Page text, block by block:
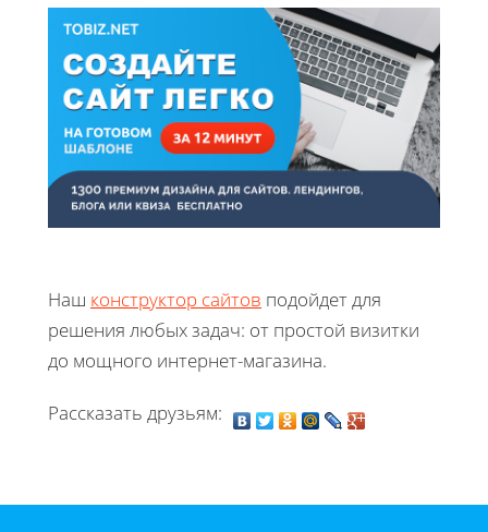
Наш конструктор сайтов подойдет для
решения любых задач: от простой визитки
до мощного интернет-магазина.
Рассказать друзьям: